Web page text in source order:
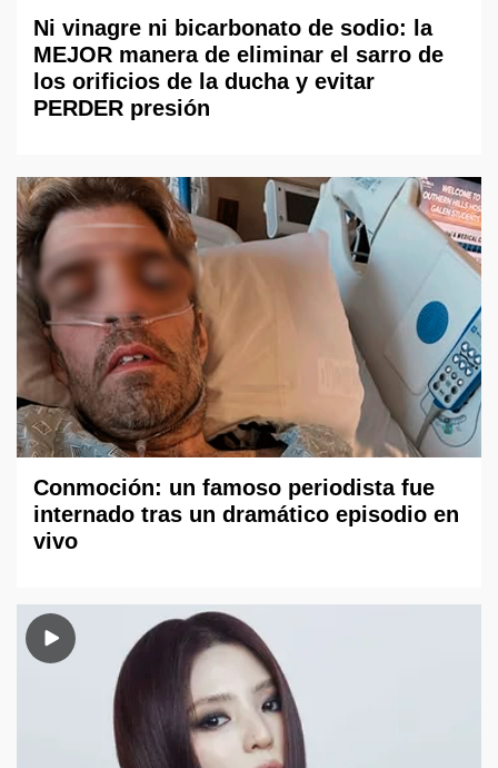
Ni vinagre ni bicarbonato de sodio: la
MEJOR manera de eliminar el sarro de
los orificios de la ducha y evitar
PERDER presión
Conmoción: un famoso periodista fue
internado tras un dramático episodio en
vivo